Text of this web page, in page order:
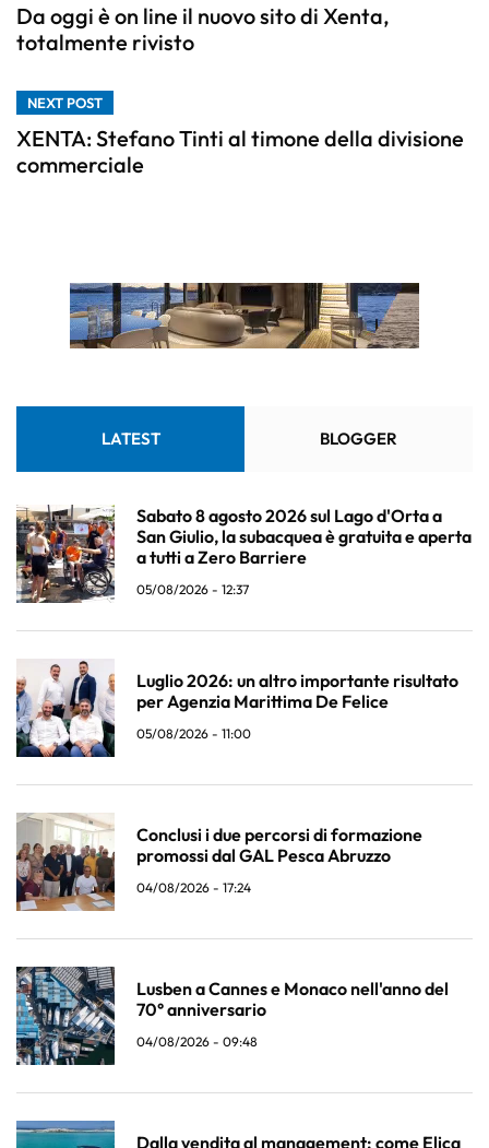
Da oggi è on line il nuovo sito di Xenta,
totalmente rivisto
NEXT POST
XENTA: Stefano Tinti al timone della divisione
commerciale
LATEST BLOGGER
Sabato 8 agosto 2026 sul Lago d'Orta a
San Giulio, la subacquea è gratuita e aperta
a tutti a Zero Barriere
05/08/2026 - 12:37
Luglio 2026: un altro importante risultato
per Agenzia Marittima De Felice
05/08/2026 - 11:00
Conclusi i due percorsi di formazione
promossi dal GAL Pesca Abruzzo
04/08/2026 - 17:24
Lusben a Cannes e Monaco nell'anno del
70° anniversario
04/08/2026 - 09:48
Dalla vendita al management: come Elica